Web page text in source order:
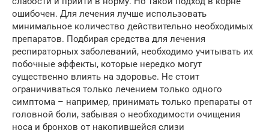
ошибочен. Для лечения лучше использовать
минимальное количество действительно необходимых
препаратов. Подбирая средства для лечения
респираторных заболеваний, необходимо учитывать их
побочные эффекты, которые нередко могут
существенно влиять на здоровье. Не стоит
ограничиваться только лечением только одного
симптома – например, принимать только препараты от
головной боли, забывая о необходимости очищения
носа и бронхов от накопившейся слизи